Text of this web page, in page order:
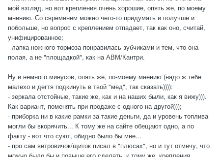
мой взгляд, но вот крепления очень хорошие, опять же, по моему
мнению. Со свременем можно чего-то придумать и получше и
побольше, но вопрос с креплением отпадает, так как оно, считай,
унифицированное;
- лапка ножного тормоза понравилась зубчиками и тем, что она
полая, а не "площадкой", как на АВМ/Кантри.
Ну и немного минусов, опять же, по-моему мнению (надо ж тебе
малехо и дегтя подкинуть в твой "мед", так сказать)))):
- зеркала отстойные, такие же, как и на наших были, как я вижу))).
Как вариант, поменять при продаже с одного на другой)));
- приборка ни в какие рамки за такие деньги, да и уровень топлива
могли бы вкорячить... К тому же на сайте обещают одно, а по
факту - вот что суют, обидно было бы мне...
- про сам ветровичок/щиток писал в "плюсах", но и тут отмечу, что